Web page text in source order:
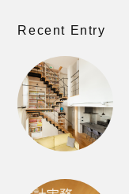
Recent Entry